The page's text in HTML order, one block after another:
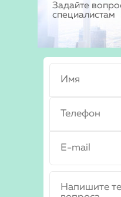
Задайте
специалистам